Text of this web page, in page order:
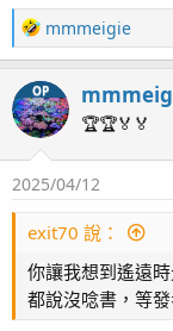
終於換手
缸白燈下
R
e
c
t
i
o
n
：
mmmeigie
OP
🏆🏆🏅🏅
2025/04/12
exit70 說：
你讓我想到遙遠時
都說沒唸書，等